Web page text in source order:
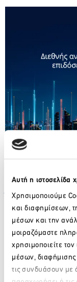
Αυτή η ιστοσελίδα
Χρησιμοποιούμε
και διαφημίσεων,
μέσων και την
μοιραζόμαστε
χρησιμοποιείτε
μέσων, διαφήμισης
τις συνδυάσουν με
Η λίστα The
Επιτροπή
κορυφαίων
Ένωσης, έναντι
Ακολουθώντας
υποκείμενη βάση
δημόσια
ενδιαφερόμενους
χάραξης
αναλυτικά για
στην Ευρωπαϊκή